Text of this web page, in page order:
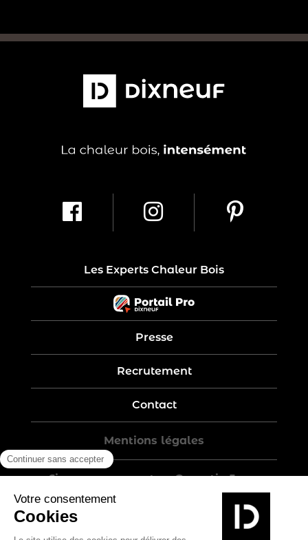
Les Experts Chaleur Bois
Presse
Recrutement
Contact
Mentions légales
Five-year warranty – Garantie 5 ans
Politique de confidentialité